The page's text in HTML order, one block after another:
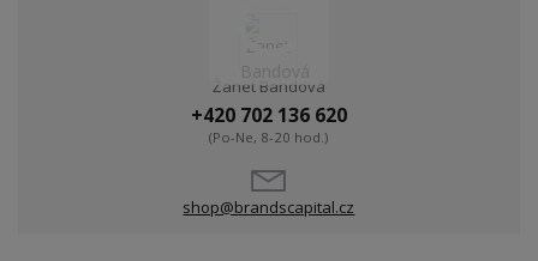
Žanet Bandová
+420 702 136 620
(Po-Ne, 8-20 hod.)
shop@brandscapital.cz